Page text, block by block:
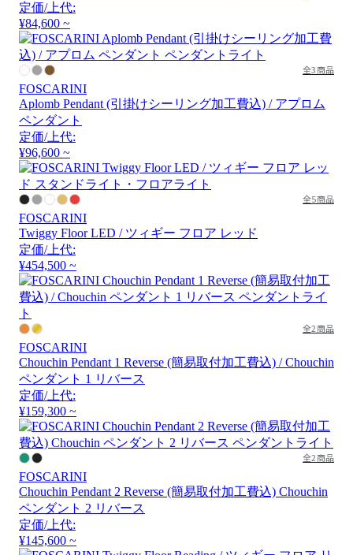
定価/上代:
¥84,600 ~
全3商品
FOSCARINI
Aplomb Pendant (引掛けシーリング加工費込) / アプロム
ペンダント
定価/上代:
¥96,600 ~
全5商品
FOSCARINI
Twiggy Floor LED / ツィギー フロア レッド
定価/上代:
¥454,500 ~
全2商品
FOSCARINI
Chouchin Pendant 1 Reverse (簡易取付加工費込) / Chouchin
ペンダント 1 リバース
定価/上代:
¥159,300 ~
全2商品
FOSCARINI
Chouchin Pendant 2 Reverse (簡易取付加工費込) Chouchin
ペンダント 2 リバース
定価/上代:
¥145,600 ~